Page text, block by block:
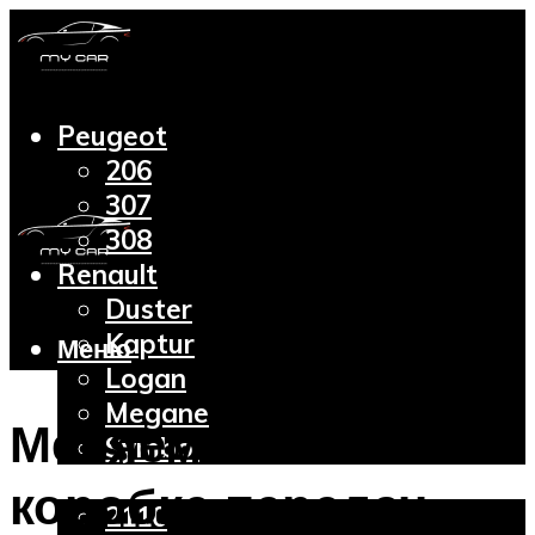
Peugeot
206
307
308
Renault
Duster
Kaptur
Logan
Megane
Symbol
2110
Меню
Меняем масло в
коробке передач